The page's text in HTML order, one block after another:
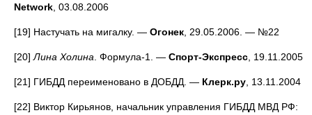
Network , 03.08.2006
[19] Настучать на мигалку. — Огонек , 29.05.2006. — №22
[20] Лина Холина . Формула-1. — Спорт-Экспресс , 19.11.2005
[21] ГИБДД переименовано в ДОБДД. — Клерк.ру , 13.11.2004
[22] Виктор Кирьянов, начальник управления ГИБДД МВД РФ: